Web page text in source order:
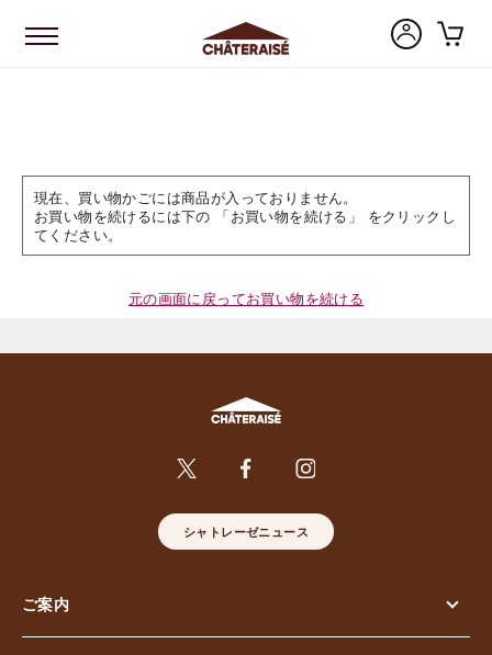
現在、買い物かごには商品が入っておりません。
お買い物を続けるには下の 「お買い物を続ける」 をクリックし
てください。
元の画面に戻ってお買い物を続ける
シャトレーゼニュース
ご案内